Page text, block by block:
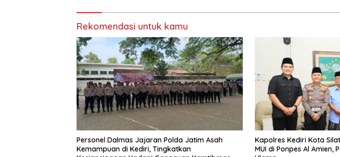
Rekomendasi untuk kamu
Personel Dalmas Jajaran Polda Jatim Asah
Kemampuan di Kediri, Tingkatkan
Kapolres Kediri Kota
MUI di Ponpes Al Amien,